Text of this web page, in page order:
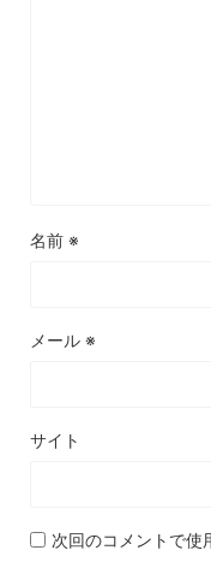
名前 ※
メール ※
サイト
次回のコメントで使